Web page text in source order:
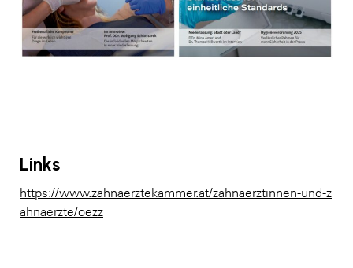
Links
https://www.zahnaerztekammer.at/zahnaerztinnen-und-z
ahnaerzte/oezz